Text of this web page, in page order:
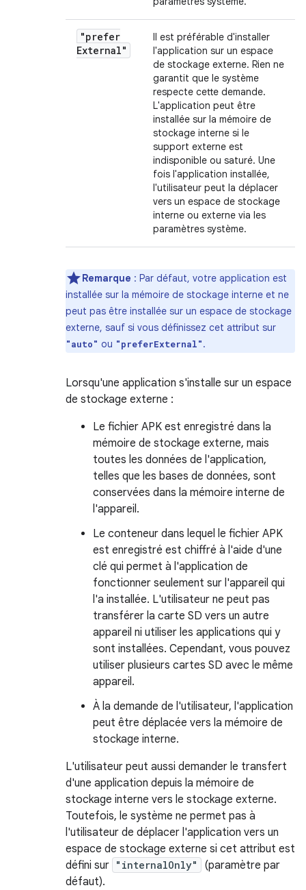
"prefer
External"
Il est préférable d'installer
l'application sur un espace
de stockage externe. Rien ne
garantit que le système
respecte cette demande.
L'application peut être
installée sur la mémoire de
stockage interne si le
support externe est
indisponible ou saturé. Une
fois l'application installée,
l'utilisateur peut la déplacer
vers un espace de stockage
interne ou externe via les
paramètres système.
Remarque : Par défaut, votre application est
installée sur la mémoire de stockage interne et ne
peut pas être installée sur un espace de stockage
externe, sauf si vous définissez cet attribut sur
"auto" ou "preferExternal".
Lorsqu'une application s'installe sur un espace
de stockage externe :
Le fichier APK est enregistré dans la
mémoire de stockage externe, mais
toutes les données de l'application,
telles que les bases de données, sont
conservées dans la mémoire interne de
l'appareil.
Le conteneur dans lequel le fichier APK
est enregistré est chiffré à l'aide d'une
clé qui permet à l'application de
fonctionner seulement sur l'appareil qui
l'a installée. L'utilisateur ne peut pas
transférer la carte SD vers un autre
appareil ni utiliser les applications qui y
sont installées. Cependant, vous pouvez
utiliser plusieurs cartes SD avec le même
appareil.
À la demande de l'utilisateur, l'application
peut être déplacée vers la mémoire de
stockage interne.
L'utilisateur peut aussi demander le transfert
d'une application depuis la mémoire de
stockage interne vers le stockage externe.
Toutefois, le système ne permet pas à
l'utilisateur de déplacer l'application vers un
espace de stockage externe si cet attribut est
défini sur "internalOnly"
(paramètre par
défaut).